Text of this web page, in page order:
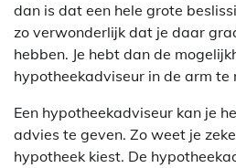
dan is dat een hele grote
zo verwonderlijk dat je daar
hebben. Je hebt dan de
hypotheekadviseur in de arm te
Een hypotheekadviseur kan je
advies te geven. Zo weet je
hypotheek kiest. De